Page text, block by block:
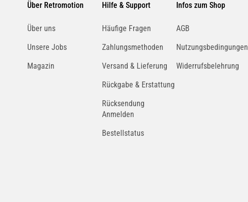
Über Retromotion
Über uns
Unsere Jobs
Magazin
Hilfe & Support
Häufige Fragen
Zahlungsmethoden
Versand & Lieferung
Rückgabe & Erstattung
Rücksendung
Anmelden
Bestellstatus
Infos zum Shop
AGB
Nutzungsbedingungen
Widerrufsbelehrung